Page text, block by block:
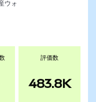
ウォ
評価数
483.8K